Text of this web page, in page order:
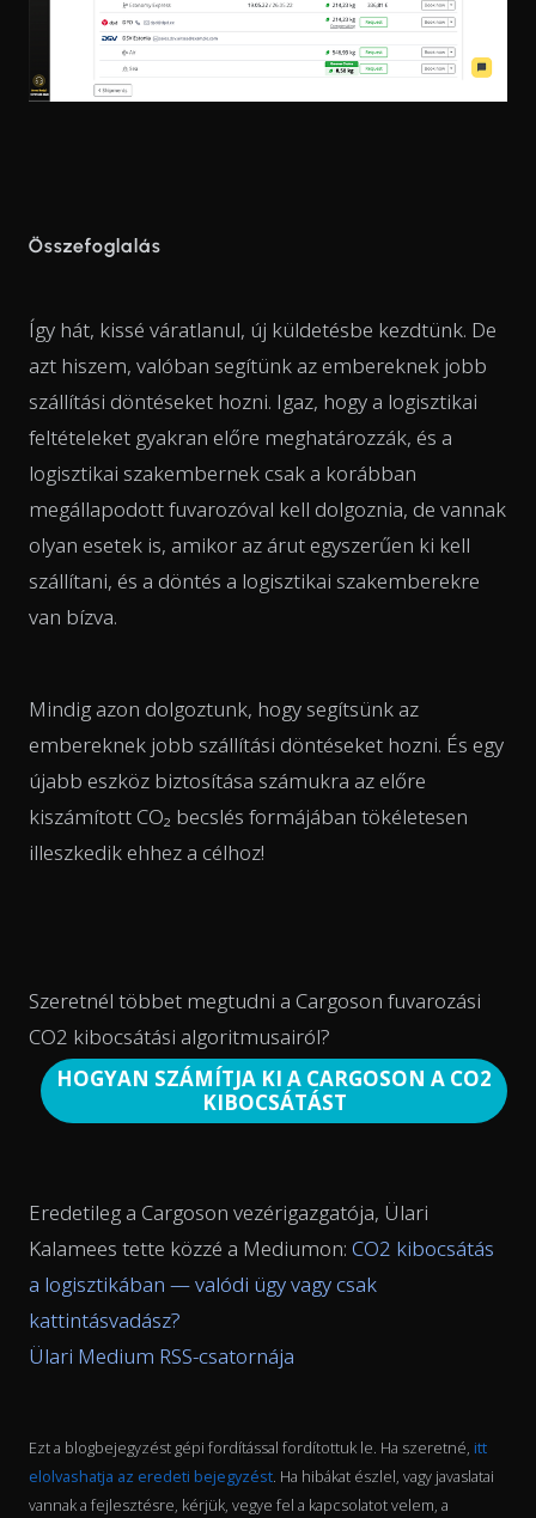
Összefoglalás
Így hát, kissé váratlanul, új küldetésbe kezdtünk. De
azt hiszem, valóban segítünk az embereknek jobb
szállítási döntéseket hozni. Igaz, hogy a logisztikai
feltételeket gyakran előre meghatározzák, és a
logisztikai szakembernek csak a korábban
megállapodott fuvarozóval kell dolgoznia, de vannak
olyan esetek is, amikor az árut egyszerűen ki kell
szállítani, és a döntés a logisztikai szakemberekre
van bízva.
Mindig azon dolgoztunk, hogy segítsünk az
embereknek jobb szállítási döntéseket hozni. És egy
újabb eszköz biztosítása számukra az előre
kiszámított CO₂ becslés formájában tökéletesen
illeszkedik ehhez a célhoz!
Szeretnél többet megtudni a Cargoson fuvarozási
CO2 kibocsátási algoritmusairól?
HOGYAN SZÁMÍTJA KI A CARGOSON A CO2
KIBOCSÁTÁST
Eredetileg a Cargoson vezérigazgatója, Ülari
Kalamees tette közzé a Mediumon: CO2 kibocsátás
a logisztikában — valódi ügy vagy csak
kattintásvadász?
Ülari Medium RSS-csatornája
Ezt a blogbejegyzést gépi fordítással fordítottuk le. Ha szeretné, itt
elolvashatja az eredeti bejegyzést. Ha hibákat észlel, vagy javaslatai
vannak a fejlesztésre, kérjük, vegye fel a kapcsolatot velem, a